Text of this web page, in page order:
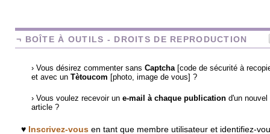
¬ BOÎTE À OUTILS - DROITS DE REPRODUCTION
› Vous désirez commenter sans Captcha [code de sécurité à
et avec un Tètoucom [photo, image de vous] ?
› Vous voulez recevoir un e-mail à chaque publication d'un nouvel
article ?
♥ Inscrivez-vous en tant que membre utilisateur et identifiez-